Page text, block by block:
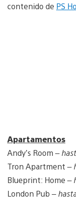
contenido de PS
Apartamentos
Andy’s Room –
Tron Apartment –
Blueprint: Home –
London Pub –